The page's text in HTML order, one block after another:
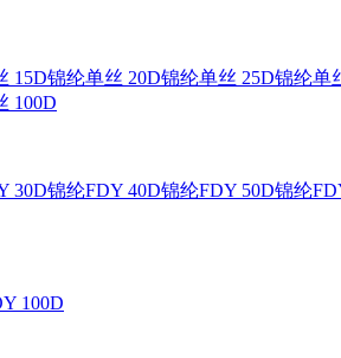
15D锦纶单丝 20D锦纶单丝 25D锦纶单
100D
30D锦纶FDY 40D锦纶FDY 50D锦纶
100D